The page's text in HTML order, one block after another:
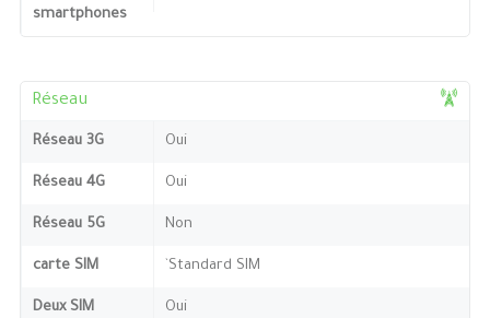
smartphones
Réseau
Réseau 3G Oui
Réseau 4G Oui
Réseau 5G Non
carte SIM `Standard SIM
Deux SIM Oui